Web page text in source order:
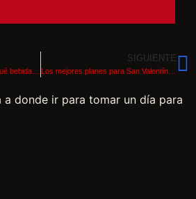
SIGUIENTE
Los mejores planes para San Valentín en CDMX 2026